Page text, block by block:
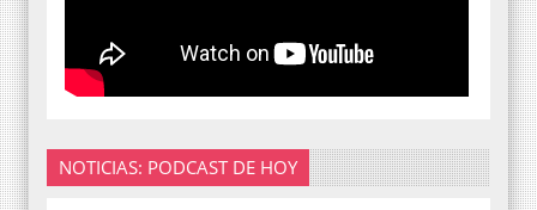
NOTICIAS: PODCAST DE HOY